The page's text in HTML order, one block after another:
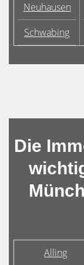
Neuhausen
Schwabing
Die
Alling